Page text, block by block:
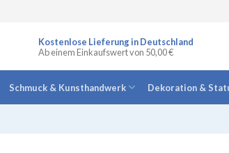
Kostenlose Lieferung in Deutschland
Ab einem Einkaufswert von 50,00 €
Schmuck & Kunsthandwerk Dekoration &